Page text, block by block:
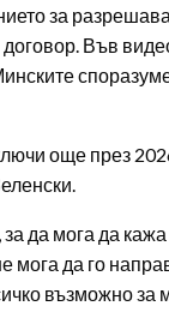
за
Във
още през
за да мога да
да го
възможно